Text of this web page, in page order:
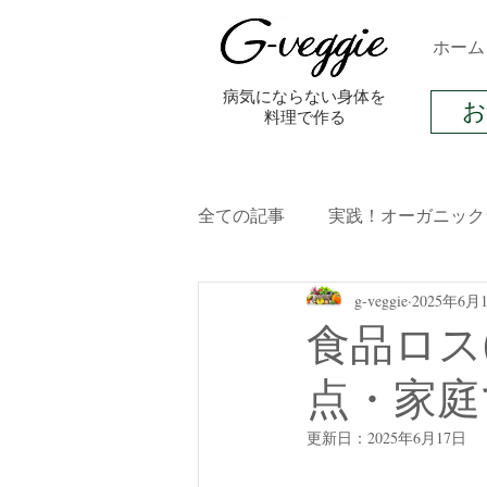
​病気にならない身体を
料理で作る
ホーム
全ての記事 実践！オーガニッ
オーガニック料理レシピ
ライフスタイル
食品ロ
点・家
g-veggie 2025年6月
更新日： 2025年6月17日